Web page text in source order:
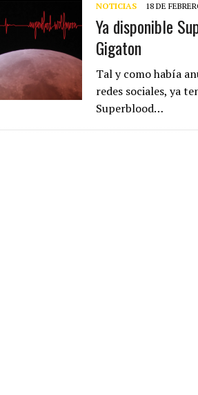
NOTICIAS 18 DE
Ya disponible
Gigaton
Tal y como había
redes sociales, ya
Superblood…